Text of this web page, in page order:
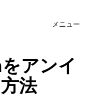
メニュー
アンイ
法